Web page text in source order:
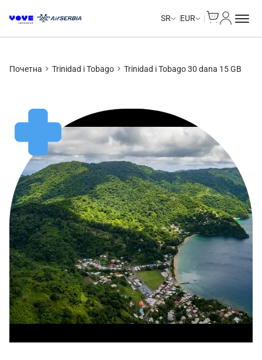
SR EUR
Почетна Trinidad i Tobago Trinidad i Tobago 30 dana 15 GB